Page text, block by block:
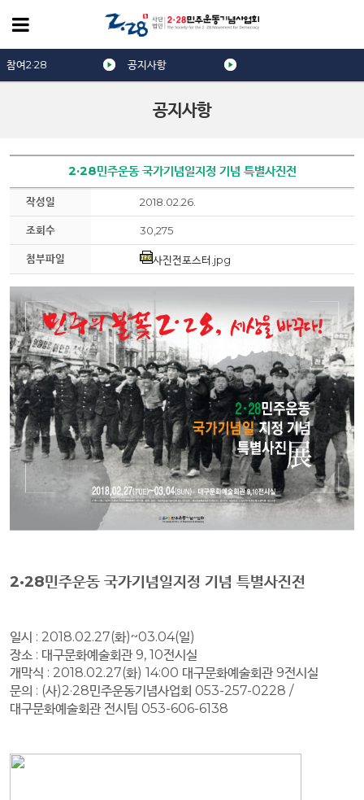
공지사항
참여2·28 공지사항
2·28민주운동 국가기념일지정 기념 특별사진전
작성일 2018.02.26.
조회수 30,275
첨부파일 사진전포스터.jpg
2·28민주운동 국가기념일지정 기념 특별사진전
일시 : 2018.02.27(화)~03.04(일)
장소 : 대구문화예술회관 9, 10전시실
개막식 : 2018.02.27(화) 14:00 대구문화예술회관 9전시실
문의 : (사)2·28민주운동기념사업회 053-257-0228 /
대구문화예술회관 전시팀 053-606-6138